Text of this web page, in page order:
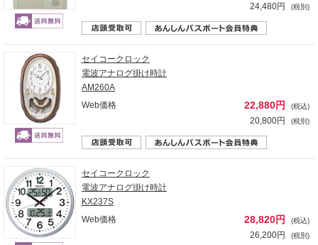
24,480円 (税別)
セイコークロック
電波アナログ掛け時計
AM260A
Web価格
22,880円 (税込)
20,800円 (税別)
セイコークロック
電波アナログ掛け時計
KX237S
Web価格
28,820円 (税込)
26,200円 (税別)